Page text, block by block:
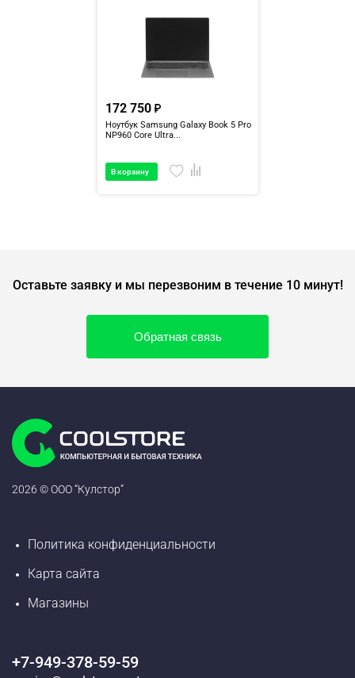
172 750
Ноутбук Samsung Galaxy Book 5 Pro
NP960 Core Ultra...
В корзину
Оставьте заявку и мы перезвоним в течение 10 минут!
Обратная связь
2026 © ООО “Кулстор”
Политика конфиденциальности
Карта сайта
Магазины
+7-949-378-59-59